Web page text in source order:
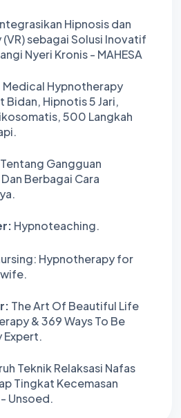
Hipnosis dan
sebagai Solusi Inovatif
Nyeri Kronis - MAHESA
Medical Hypnotherapy
Bidan, Hipnotis 5 Jari,
500 Langkah
Gangguan
Berbagai Cara
Hypnoteaching.
Hypnotherapy for
The Art Of Beautiful Life
& 369 Ways To Be
Expert.
Teknik Relaksasi Nafas
Tingkat Kecemasan
- Unsoed.